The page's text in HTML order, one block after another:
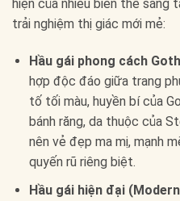
hiện của nhiều biến thể sáng
trải nghiệm thị giác mới mẻ:
Hầu gái phong cách
hợp độc đáo giữa trang
tố tối màu, huyền bí của
bánh răng, da thuộc của
nên vẻ đẹp ma mị, mạnh
quyến rũ riêng biệt.
Hầu gái hiện đại